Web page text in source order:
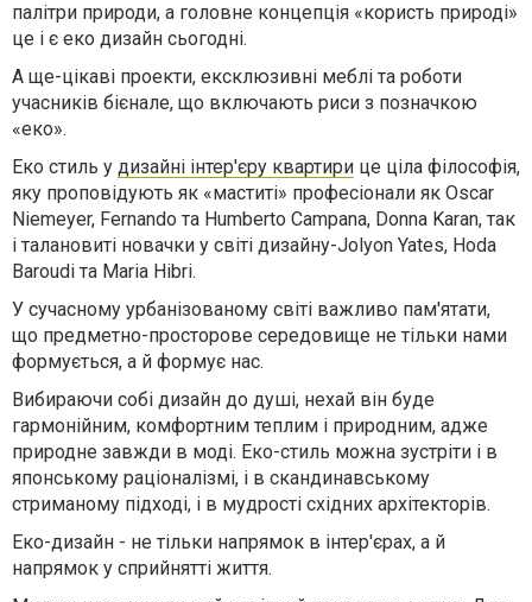
палітри природи, а головне концепція «користь природі»
це і є еко дизайн сьогодні.
А ще-цікаві проекти, ексклюзивні меблі та роботи
учасників бієнале, що включають риси з позначкою
«еко».
Еко стиль у дизайні інтер'єру квартири це ціла філософія,
яку проповідують як «маститі» професіонали як Oscar
Niemeyer, Fernando та Humberto Campana, Donna Karan, так
і талановиті новачки у світі дизайну-Jolyon Yates, Hoda
Baroudi та Maria Hibri.
У сучасному урбанізованому світі важливо пам'ятати,
що предметно-просторове середовище не тільки нами
формується, а й формує нас.
Вибираючи собі дизайн до душі, нехай він буде
гармонійним, комфортним теплим і природним, адже
природне завжди в моді. Еко-стиль можна зустріти і в
японському раціоналізмі, і в скандинавському
стриманому підході, і в мудрості східних архітекторів.
Еко-дизайн - не тільки напрямок в інтер'єрах, а й
напрямок у сприйнятті життя.